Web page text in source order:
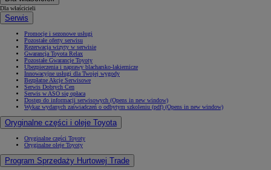
Dla właścicieli
Serwis
Promocje i sezonowe usługi
Pozostałe oferty serwisu
Rezerwacja wizyty w serwisie
Gwarancja Toyota Relax
Pozostałe Gwarancje Toyoty
Ubezpieczenia i naprawy blacharsko-lakiernicze
Innowacyjne usługi dla Twojej wygody
Bezpłatne Akcje Serwisowe
Serwis Dobrych Cen
Serwis w ASO się opłaca
Dostęp do informacji serwisowych (Opens in new window)
Wykaz wydanych zaświadczeń o odbytym szkoleniu (pdf) (Opens in new window)
Oryginalne części i oleje Toyota
Oryginalne części Toyoty
Oryginalne oleje Toyoty
Program Sprzedaży Hurtowej Trade